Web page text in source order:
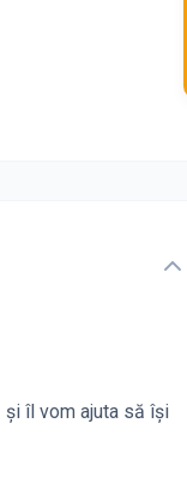
și îl vom ajuta să își